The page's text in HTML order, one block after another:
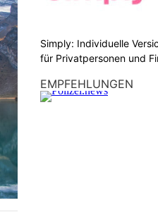
Simply: Individuelle
für Privatpersonen und
EMPFEHLUNGEN